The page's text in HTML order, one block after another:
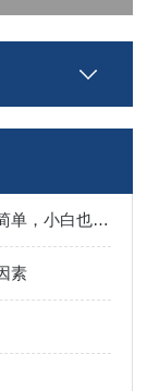
海绵泡沫压馅硬度试验机的使用方法很简单，小白也能看懂
素